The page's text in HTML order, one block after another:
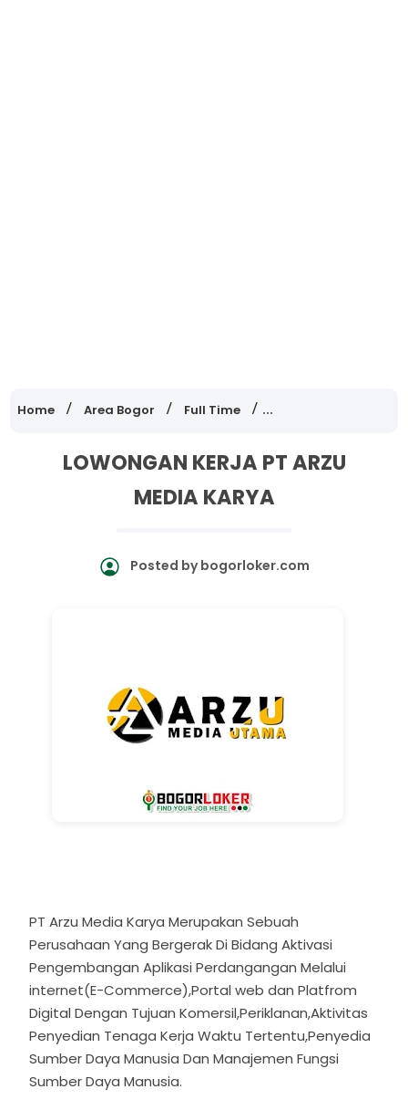
Home Area Bogor Full Time Lowongan Kerja
LOWONGAN KERJA PT ARZU
MEDIA KARYA
Posted bybogorloker.com
PT Arzu Media Karya Merupakan Sebuah
Perusahaan Yang Bergerak Di Bidang Aktivasi
Pengembangan Aplikasi Perdangangan Melalui
internet(E-Commerce),Portal web dan Platfrom
Digital Dengan Tujuan Komersil,Periklanan,Aktivitas
Penyedian Tenaga Kerja Waktu Tertentu,Penyedia
Sumber Daya Manusia Dan Manajemen Fungsi
Sumber Daya Manusia.